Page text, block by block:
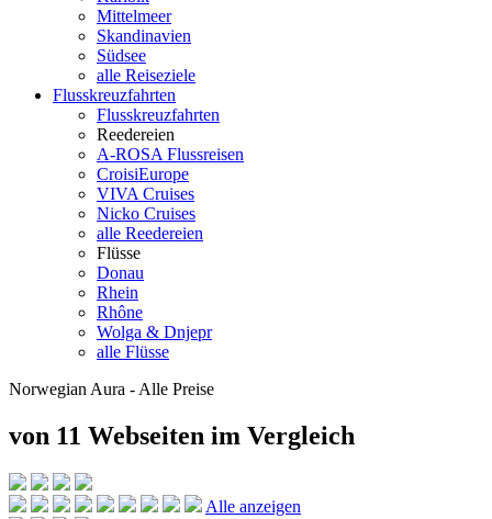
Mittelmeer
Skandinavien
Südsee
alle Reiseziele
Flusskreuzfahrten
Flusskreuzfahrten
Reedereien
A-ROSA Flussreisen
CroisiEurope
VIVA Cruises
Nicko Cruises
alle Reedereien
Flüsse
Donau
Rhein
Rhône
Wolga & Dnjepr
alle Flüsse
Norwegian Aura - Alle Preise
von 11 Webseiten im Vergleich
Alle anzeigen